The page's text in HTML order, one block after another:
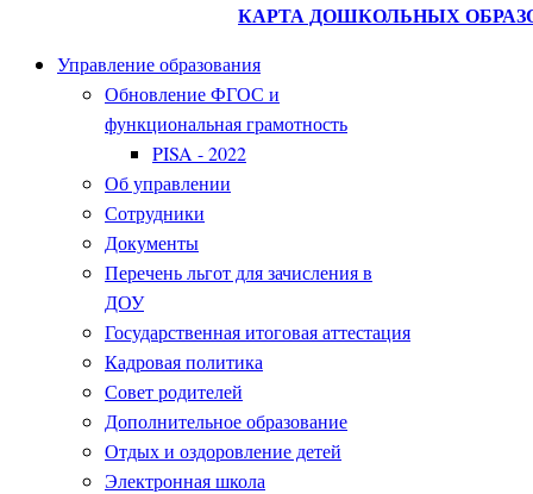
КАРТА ДОШКОЛЬНЫХ
Управление образования
Обновление ФГОС и
функциональная грамотность
PISA - 2022
Об управлении
Сотрудники
Документы
Перечень льгот для зачисления в
ДОУ
Государственная итоговая аттестация
Кадровая политика
Совет родителей
Дополнительное образование
Отдых и оздоровление детей
Электронная школа